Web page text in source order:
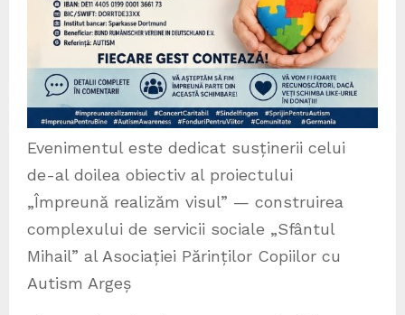
Evenimentul este dedicat susținerii celui
de-al doilea obiectiv al proiectului
„Împreună realizăm visul” — construirea
complexului de servicii sociale „Sfântul
Mihail” al Asociației Părinților Copiilor cu
Autism Argeș